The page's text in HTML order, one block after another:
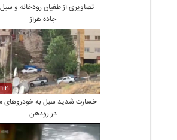
تصاویری از طغیان رودخانه و
جاده هراز
خسارت شدید سیل به خودروهای
در رودهن